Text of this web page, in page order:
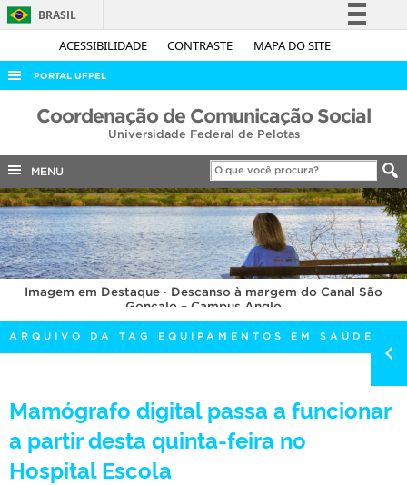
ACESSIBILIDADE CONTRASTE MAPA DO SITE
BRASIL
Simplifique!
Acesso à informação
Legislação
Canais
PORTAL UFPEL
ACESSO À INFORMAÇÃO
COBALTO
CONCURSOS
EDITAIS
INTERNACIONAL
OUVIDORIA
PORTARIAS
TELEFONES
Coordenação de Comunicação Social
Universidade Federal de Pelotas
MENU
Imagem em Destaque · Descanso à margem do Canal São
Gonçalo – Campus Anglo
ARQUIVO DA TAG EQUIPAMENTOS EM SAÚDE
Mamógrafo digital passa a funcionar
a partir desta quinta-feira no
Hospital Escola